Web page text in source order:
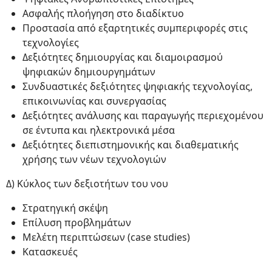
Ασφαλής πλοήγηση στο διαδίκτυο
Προστασία από εξαρτητικές συμπεριφορές στις
τεχνολογίες
Δεξιότητες δημιουργίας και διαμοιρασμού
ψηφιακών δημιουργημάτων
Συνδυαστικές δεξιότητες ψηφιακής τεχνολογίας,
επικοινωνίας και συνεργασίας
Δεξιότητες ανάλυσης και παραγωγής περιεχομένου
σε έντυπα και ηλεκτρονικά μέσα
Δεξιότητες διεπιστημονικής και διαθεματικής
χρήσης των νέων τεχνολογιών
Δ) Κύκλος των δεξιοτήτων του νου
Στρατηγική σκέψη
Επίλυση προβλημάτων
Μελέτη περιπτώσεων (case studies)
Κατασκευές